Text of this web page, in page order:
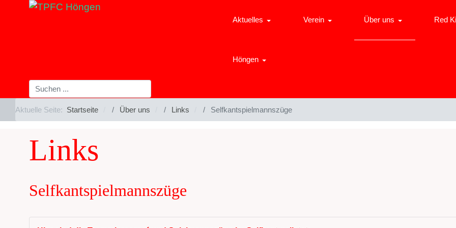
Aktuelles Verein Über uns Red
Höngen
Aktuelle Seite: Startseite Über uns Links Selfkantspielmannszüge
Links
Selfkantspielmannszüge